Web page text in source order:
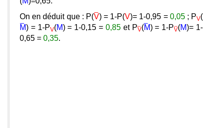
On en déduit que : P(V) = 1-P(V)= 1-0,95 = 0,05; PV(
M) = 1-PV(M) = 1-0,15 = 0,85et PV(M) = 1-PV(M)= 1-
0,65 = 0,35.